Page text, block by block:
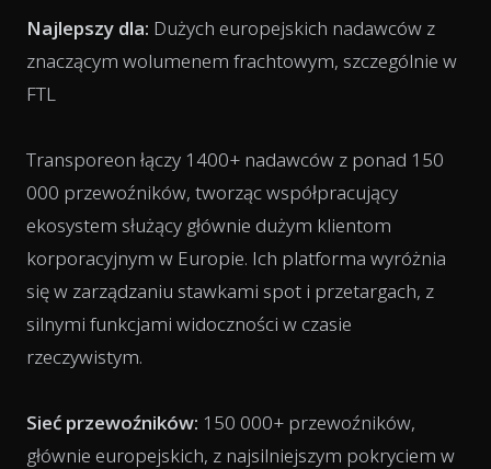
Najlepszy dla: Dużych europejskich nadawców z
znaczącym wolumenem frachtowym, szczególnie w
FTL
Transporeon łączy 1400+ nadawców z ponad 150
000 przewoźników, tworząc współpracujący
ekosystem służący głównie dużym klientom
korporacyjnym w Europie. Ich platforma wyróżnia
się w zarządzaniu stawkami spot i przetargach, z
silnymi funkcjami widoczności w czasie
rzeczywistym.
Sieć przewoźników: 150 000+ przewoźników,
głównie europejskich, z najsilniejszym pokryciem w